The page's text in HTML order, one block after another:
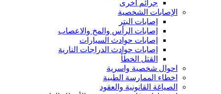
جرائم اخرى
الإصابات الشخصية
إصابات البتر
إصابات الرأس والمخ والاعصاب
إصابات حوادث السيارات
إصابات حوادث الدراجات النارية
القتل الخطأ
احوال شخصية واسرية
اخطاء الممارسة الطبية
الصياغة القانونية والعقود